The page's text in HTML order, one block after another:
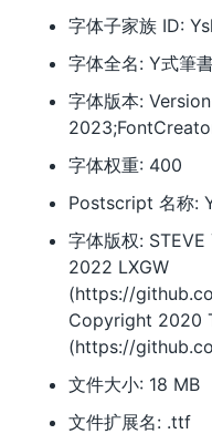
字体子家族 ID:
字体全名: Y式筆
字体版本:
字体权重: 400
Postscript 名称:
字体版权:
2022 LXGW
(https://
Copyright 2020
(https://
文件大小: 18 MB
文件扩展名: .ttf